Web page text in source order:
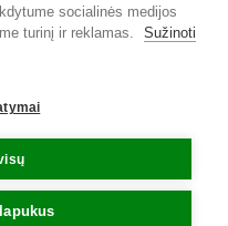
Centrinė biblioteka.
socialinės medijos
turinį ir reklamas.
Sužinoti